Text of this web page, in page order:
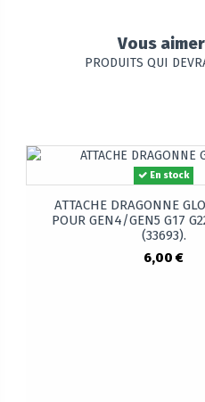
Vous
PRODUITS QUI
En stock
ATTACHE DRAGONNE
POUR GEN4/GEN5 G17
(33693).
6,00 €